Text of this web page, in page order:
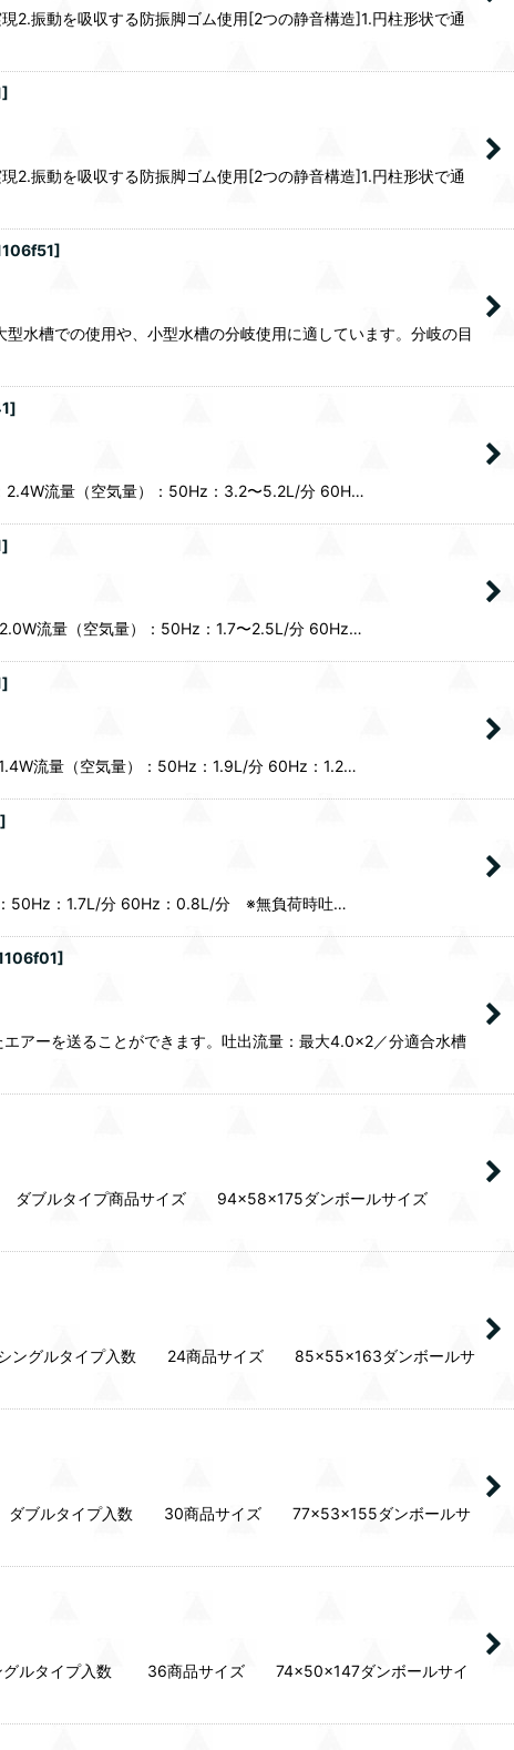
2.振動を吸収する防振脚ゴム使用[2つの静音構造]1.円柱形状で通
]
2.振動を吸収する防振脚ゴム使用[2つの静音構造]1.円柱形状で通
]
水槽での使用や、小型水槽の分岐使用に適しています。分岐の目
]
流量（空気量）：50Hz：3.2〜5.2L/分 60H…
]
流量（空気量）：50Hz：1.7〜2.5L/分 60Hz…
]
流量（空気量）：50Hz：1.9L/分 60Hz：1.2…
]
50Hz：1.7L/分 60Hz：0.8L/分 ※無負荷時吐…
]
アーを送ることができます。吐出流量：最大4.0×2／分適合水槽
口 ダブルタイプ商品サイズ 94×58×175ダンボールサイズ
シングルタイプ入数 24商品サイズ 85×55×163ダンボールサ
口 ダブルタイプ入数 30商品サイズ 77×53×155ダンボールサ
ングルタイプ入数 36商品サイズ 74×50×147ダンボールサイ